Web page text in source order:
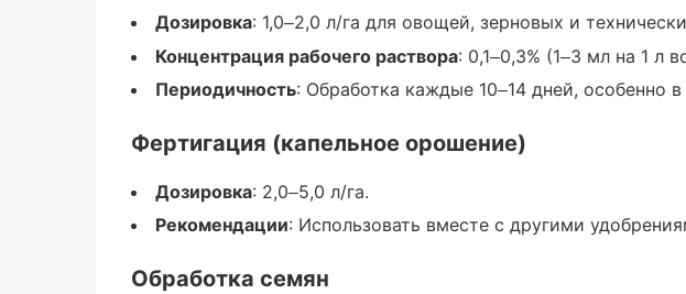
Начальная фаза роста (укоренение) —
Ускоряет прорастание семян и укоренение саженцев.
Фаза активного роста —
Повышает ростовые процессы, способствует наращиванию
Фаза цветения и завязи —
Дозировка: 1,0–2,0 л/га для овощей, зерновых и
Концентрация рабочего раствора: 0,1–0,3% (1–3 мл на 1 л
Периодичность: Обработка каждые 10–14 дней, особенно
Фертигация (капельное орошение)
Дозировка: 2,0–5,0 л/га.
Рекомендации: Использовать вместе с другими
Обработка семян